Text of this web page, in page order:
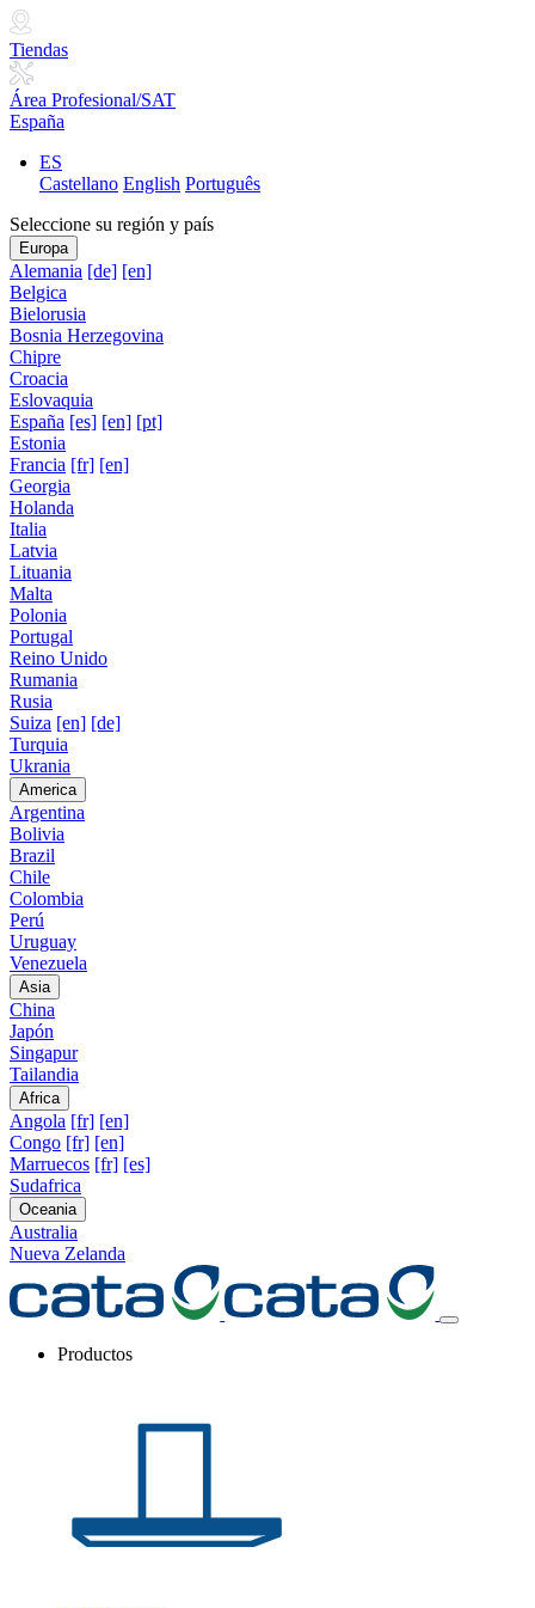
Tiendas
Área Profesional/SAT
España
ES
Castellano English Português
Seleccione su región y país
Europa
Alemania [de] [en]
Belgica
Bielorusia
Bosnia Herzegovina
Chipre
Croacia
Eslovaquia
España [es] [en] [pt]
Estonia
Francia [fr] [en]
Georgia
Holanda
Italia
Latvia
Lituania
Malta
Polonia
Portugal
Reino Unido
Rumania
Rusia
Suiza [en] [de]
Turquia
Ukrania
America
Argentina
Bolivia
Brazil
Chile
Colombia
Perú
Uruguay
Venezuela
Asia
China
Japón
Singapur
Tailandia
Africa
Angola [fr] [en]
Congo [fr] [en]
Marruecos [fr] [es]
Sudafrica
Oceania
Australia
Nueva Zelanda
Productos